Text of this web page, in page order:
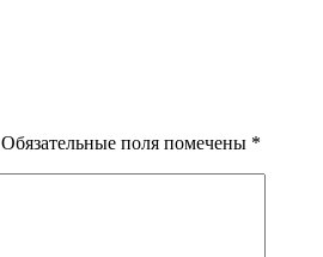
Обязательные поля помечены *